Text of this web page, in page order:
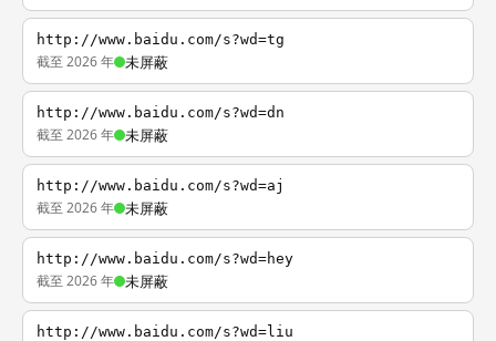
http://www.baidu.com/s?wd=tg
截至 2026 年 未屏蔽
http://www.baidu.com/s?wd=dn
截至 2026 年 未屏蔽
http://www.baidu.com/s?wd=aj
截至 2026 年 未屏蔽
http://www.baidu.com/s?wd=hey
截至 2026 年 未屏蔽
http://www.baidu.com/s?wd=liu